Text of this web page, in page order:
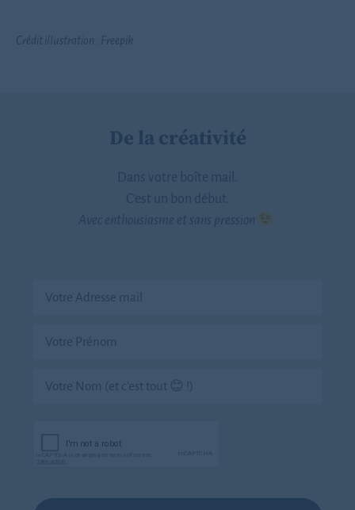
Crédit illustration : Freepik
De la créativité
Dans votre boîte mail.
C’est un bon début.
Avec enthousiasme et sans pression